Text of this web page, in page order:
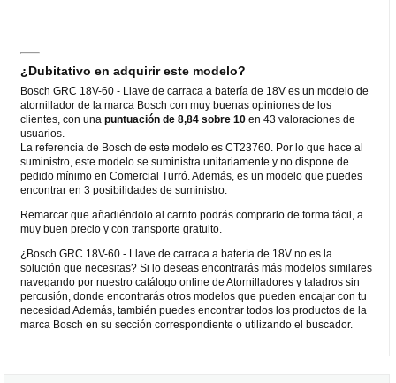
¿Dubitativo en adquirir este modelo?
Bosch GRC 18V-60 - Llave de carraca a batería de 18V es un modelo de
atornillador de la marca Bosch con muy buenas opiniones de los
clientes, con unapuntuación de 8,84 sobre 10 en 43 valoraciones de
usuarios.
La referencia de Bosch de este modelo es CT23760. Por lo que hace al
suministro, este modelo se suministra unitariamente y no dispone de
pedido mínimo en Comercial Turró. Además, es un modelo que puedes
encontrar en 3 posibilidades de suministro.
Remarcar que añadiéndolo al carrito podrás comprarlo de forma fácil, a
muy buen precio y con transporte gratuito.
¿Bosch GRC 18V-60 - Llave de carraca a batería de 18V no es la
solución que necesitas? Si lo deseas encontrarás más modelos similares
navegando por nuestro catálogo online de Atornilladores y taladros sin
percusión, donde encontrarás otros modelos que pueden encajar con tu
necesidad Además, también puedes encontrar todos los productos de la
marca Bosch en su sección correspondiente o utilizando el buscador.